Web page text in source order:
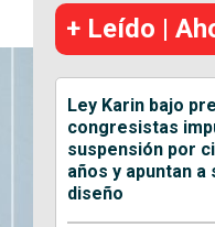
+ Leído |
Ley Karin bajo
congresistas
suspensión por
años y apuntan a
diseño